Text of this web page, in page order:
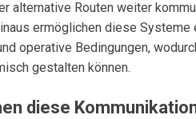
alternative Routen weiter
ermöglichen diese Systeme
operative Bedingungen,
gestalten können.
diese